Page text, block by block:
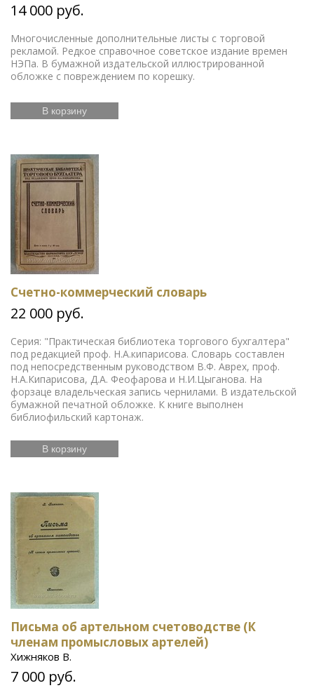
14 000 руб.
Многочисленные дополнительные листы с торговой
рекламой. Редкое справочное советское издание времен
НЭПа. В бумажной издательской иллюстрированной
обложке с повреждением по корешку.
В корзину
Счетно-коммерческий словарь
22 000 руб.
Серия: "Практическая библиотека торгового бухгалтера"
под редакцией проф. Н.А.кипарисова. Словарь составлен
под непосредственным руководством В.Ф. Аврех, проф.
Н.А.Кипарисова, Д.А. Феофарова и Н.И.Цыганова. На
форзаце владельческая запись чернилами. В издательской
бумажной печатной обложке. К книге выполнен
библиофильский картонаж.
В корзину
Письма об артельном счетоводстве (К
членам промысловых артелей)
Хижняков В.
7 000 руб.